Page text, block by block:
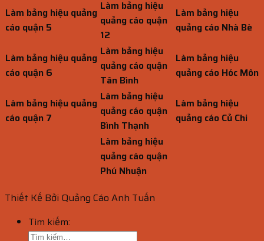
Làm bảng hiệu quảng
cáo quận 5
Làm bảng hiệu
quảng cáo quận
12
Làm bảng hiệu
quảng cáo Nhà Bè
Làm bảng hiệu quảng
cáo quận 6
Làm bảng hiệu
quảng cáo quận
Tân Bình
Làm bảng hiệu
quảng cáo Hóc Môn
Làm bảng hiệu quảng
cáo quận 7
Làm bảng hiệu
quảng cáo quận
Bình Thạnh
Làm bảng hiệu
quảng cáo Củ Chi
Làm bảng hiệu
quảng cáo quận
Phú Nhuận
Thiết Kế Bởi Quảng Cáo Anh Tuấn
Tìm kiếm: